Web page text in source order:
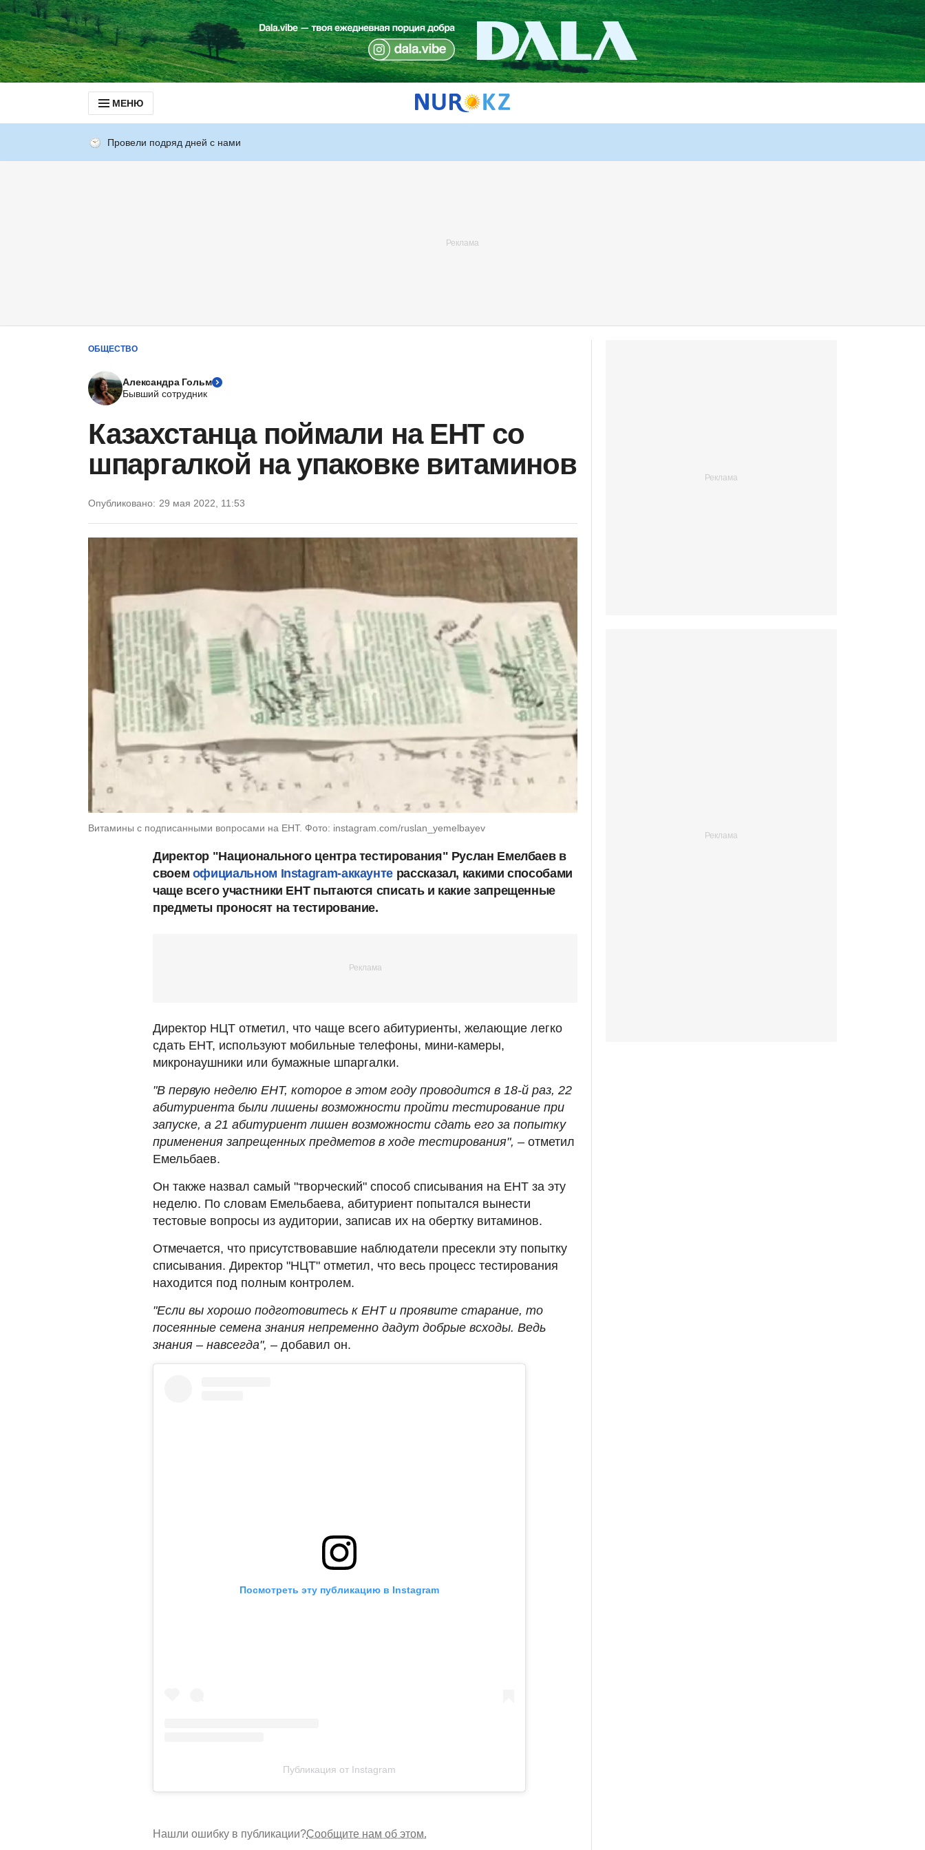
МЕНЮ
Провели подряд дней с нами
ОБЩЕСТВО
Александра Гольм
Бывший сотрудник
Казахстанца поймали на ЕНТ со
шпаргалкой на упаковке витаминов
Опубликовано: 29 мая 2022, 11:53
Витамины с подписанными вопросами на ЕНТ. Фото: instagram.com/ruslan_yemelbayev
Директор "Национального центра тестирования" Руслан Емелбаев в
своем официальном Instagram-аккаунте рассказал, какими способами
чаще всего участники ЕНТ пытаются списать и какие запрещенные
предметы проносят на тестирование.
Директор НЦТ отметил, что чаще всего абитуриенты, желающие легко
сдать ЕНТ, используют мобильные телефоны, мини-камеры,
микронаушники или бумажные шпаргалки.
"В первую неделю ЕНТ, которое в этом году проводится в 18-й раз, 22
абитуриента были лишены возможности пройти тестирование при
запуске, а 21 абитуриент лишен возможности сдать его за попытку
применения запрещенных предметов в ходе тестирования", – отметил
Емельбаев.
Он также назвал самый "творческий" способ списывания на ЕНТ за эту
неделю. По словам Емельбаева, абитуриент попытался вынести
тестовые вопросы из аудитории, записав их на обертку витаминов.
Отмечается, что присутствовавшие наблюдатели пресекли эту попытку
списывания. Директор "НЦТ" отметил, что весь процесс тестирования
находится под полным контролем.
"Если вы хорошо подготовитесь к ЕНТ и проявите старание, то
посеянные семена знания непременно дадут добрые всходы. Ведь
знания – навсегда", – добавил он.
Посмотреть эту публикацию в Instagram
Публикация от Instagram
Нашли ошибку в публикации?Сообщите нам об этом.